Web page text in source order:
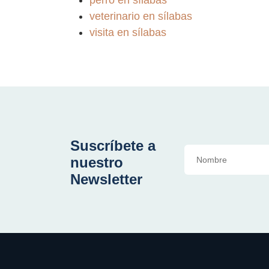
veterinario en sílabas
visita en sílabas
Suscríbete a
nuestro
Newsletter